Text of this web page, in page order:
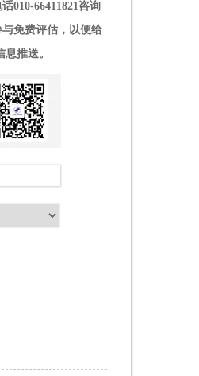
010-66411821咨询
免费评估，以便给
推送。